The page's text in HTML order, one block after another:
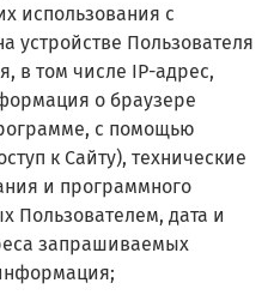
использования с
устройстве Пользователя
в том числе IP-адрес,
о браузере
с помощью
к Сайту), технические
и программного
Пользователем, дата и
запрашиваемых